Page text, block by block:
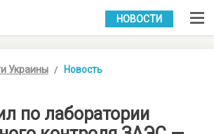
УКР РУС
НОВОСТИ
Украины Новость
по лаборатории